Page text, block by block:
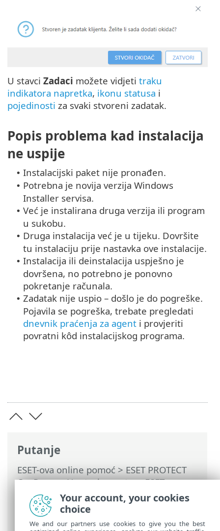
Putanje
ESET-ova online pomoć > ESET PROTECT
On-Prem>Upotreba sustava ESET
PROTECT On-Prem>ESET PROTECT On-
Prem Glavni izbornik
Zadaci
klijenta > Instalacija softvera
U stavci Zadaci možete vidjeti traku
indikatora napretka, ikonu statusa i
pojedinosti za svaki stvoreni zadatak.
Popis problema kad instalacija
ne uspije
• Instalacijski paket nije pronađen.
• Potrebna je novija verzija Windows
Installer servisa.
• Već je instalirana druga verzija ili program
u sukobu.
• Druga instalacija već je u tijeku. Dovršite
tu instalaciju prije nastavka ove instalacije.
• Instalacija ili deinstalacija uspješno je
dovršena, no potrebno je ponovno
pokretanje računala.
• Zadatak nije uspio – došlo je do pogreške.
Pojavila se pogreška, trebate pregledati
dnevnik praćenja za agent i provjeriti
povratni kôd instalacijskog programa.
Your account, your cookies
choice
We and our partners use cookies to give you the best